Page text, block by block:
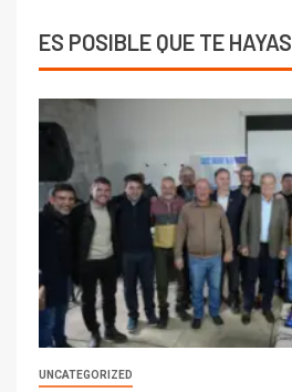
ES POSIBLE QUE TE
UNCATEGORIZED